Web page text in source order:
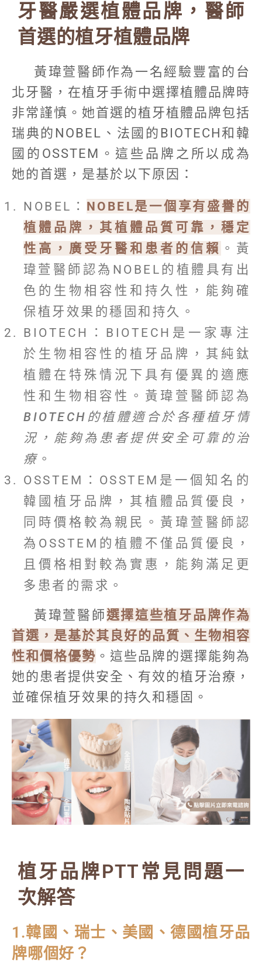
牙醫嚴選植體品牌，醫師
首選的植牙植體品牌
黃瑋萱醫師作為一名經驗豐富的台
北牙醫，在植牙手術中選擇植體品牌時
非常謹慎。她首選的植牙植體品牌包括
瑞典的NOBEL、法國的BIOTECH和韓
國的OSSTEM。這些品牌之所以成為
她的首選，是基於以下原因：
NOBEL： NOBEL是一個享有盛譽的
植體品牌，其植體品質可靠，穩定
性高，廣受牙醫和患者的信賴 。黃
瑋萱醫師認為NOBEL的植體具有出
色的生物相容性和持久性，能夠確
保植牙效果的穩固和持久。
BIOTECH：BIOTECH是一家專注
於生物相容性的植牙品牌，其純鈦
植體在特殊情況下具有優異的適應
性和生物相容性。黃瑋萱醫師認為
BIOTECH的植體適合於各種植牙情
況，能夠為患者提供安全可靠的治
療。
OSSTEM：OSSTEM是一個知名的
韓國植牙品牌，其植體品質優良，
同時價格較為親民。黃瑋萱醫師認
為OSSTEM的植體不僅品質優良，
且價格相對較為實惠，能夠滿足更
多患者的需求。
黃瑋萱醫師選擇這些植牙品牌作為
首選，是基於其良好的品質、生物相容
性和價格優勢 。這些品牌的選擇能夠為
她的患者提供安全、有效的植牙治療，
並確保植牙效果的持久和穩固。
植牙品牌PTT常見問題一
次解答
1.韓國、瑞士、美國、德國植牙品
牌哪個好？